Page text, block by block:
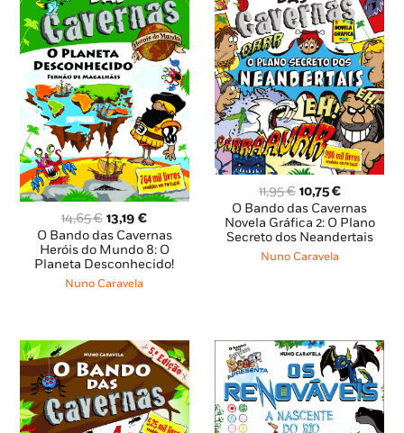
14,65€ O
preço
original
era:
14,65 €.
13,19€O
preço
atual
é:
O Bando das Cavernas
Heróis do Mundo 8: O
Planeta Desconhecido!
Nuno Caravela
11,95€ O
preço
original
era:
11,95 €.
10,75€O
preço
atual
é:
O Bando das Cavernas
Novela Gráfica 2: O Plano
Secreto dos Neandertais
Nuno Caravela